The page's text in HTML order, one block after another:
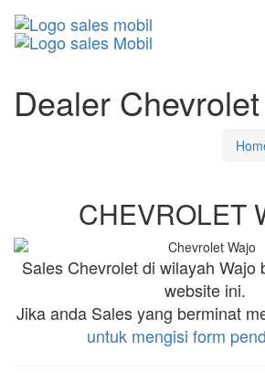
Dealer
CHEVROLET
Sales Chevrolet di wilayah Wajo
website ini.
Jika anda Sales yang berminat
untuk mengisi form